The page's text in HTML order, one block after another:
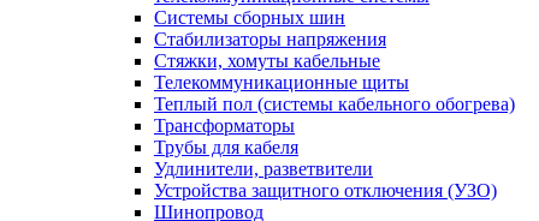
Системы сборных шин
Стабилизаторы напряжения
Стяжки, хомуты кабельные
Телекоммуникационные щиты
Теплый пол (системы кабельного обогрева)
Трансформаторы
Трубы для кабеля
Удлинители, разветвители
Устройства защитного отключения (УЗО)
Шинопровод